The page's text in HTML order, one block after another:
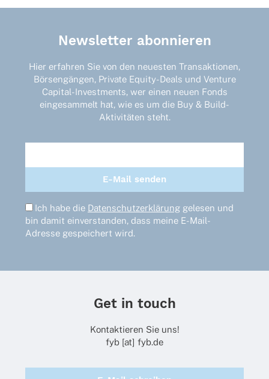
Newsletter abonnieren
Hier erfahren Sie von den neuesten Transaktionen,
Börsengängen, Private Equity-Deals und Venture
Capital-Investments, wer einen neuen Fonds
eingesammelt hat, wie es um die Buy & Build-
Aktivitäten steht.
Ich habe die Datenschutzerklärung gelesen und
bin damit einverstanden, dass meine E-Mail-
Adresse gespeichert wird.
Get in touch
Kontaktieren Sie uns!
fyb [at] fyb.de